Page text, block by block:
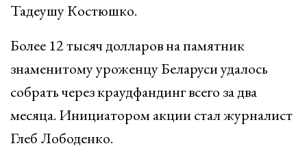
Тадеушу Костюшко.
Более 12 тысяч долларов на памятник
знаменитому уроженцу Беларуси удалось
собрать через краудфандинг всего за два
месяца. Инициатором акции стал журналист
Глеб Лободенко.